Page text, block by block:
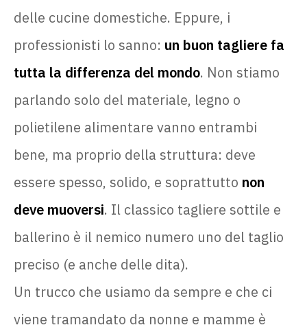
delle cucine domestiche. Eppure, i
professionisti lo sanno: un buon tagliere fa
tutta la differenza del mondo. Non stiamo
parlando solo del materiale, legno o
polietilene alimentare vanno entrambi
bene, ma proprio della struttura: deve
essere spesso, solido, e soprattutto non
deve muoversi. Il classico tagliere sottile e
ballerino è il nemico numero uno del taglio
preciso (e anche delle dita).
Un trucco che usiamo da sempre e che ci
viene tramandato da nonne e mamme è